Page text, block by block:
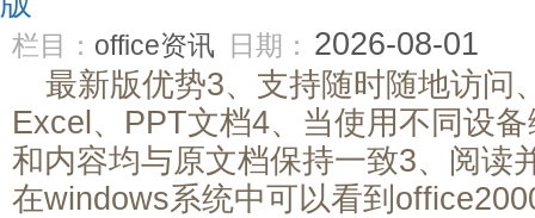
栏目： office资讯 日期： 2026-08-01
最新版优势3、支持随时随地访问
Excel、PPT文档4、当使用不同设
和内容均与原文档保持一致3、阅读
在windows系统中可以看到